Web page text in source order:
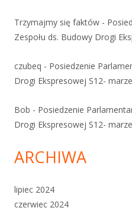
Trzymajmy się faktów -
Zespołu ds. Budowy Drogi
czubeq - Posiedzenie
Drogi Ekspresowej S12-
Bob - Posiedzenie
Drogi Ekspresowej S12-
ARCHIWA
lipiec 2024
czerwiec 2024